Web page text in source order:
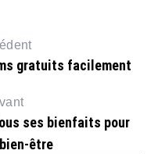
gratuits facilement
ses bienfaits pour
être